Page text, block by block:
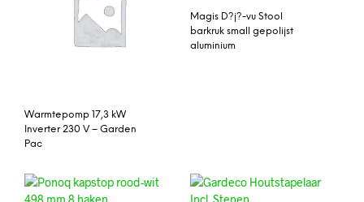
Warmtepomp 17,3 kW
Inverter 230 V – Garden
Pac
Magis D?j?-vu Stool
barkruk small gepolijst
aluminium